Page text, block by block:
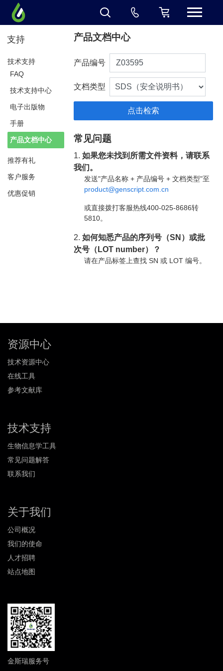
支持
技术支持
FAQ
技术支持中心
电子出版物
手册
产品文档中心
推荐有礼
客户服务
优惠促销
产品文档中心
产品编号
文档类型
常见问题
1.如果您未找到所需文件资料，请联系
我们。
发送"产品名称 + 产品编号 + 文档类型"至
product@genscript.com.cn
或直接拨打客服热线400-025-8686转
5810。
2.如何知悉产品的序列号（SN）或批
次号（LOT number）？
请在产品标签上查找 SN 或 LOT 编号。
资源中心
技术资源中心
在线工具
参考文献库
技术支持
生物信息学工具
常见问题解答
联系我们
关于我们
公司概况
我们的使命
人才招聘
站点地图
金斯瑞服务号